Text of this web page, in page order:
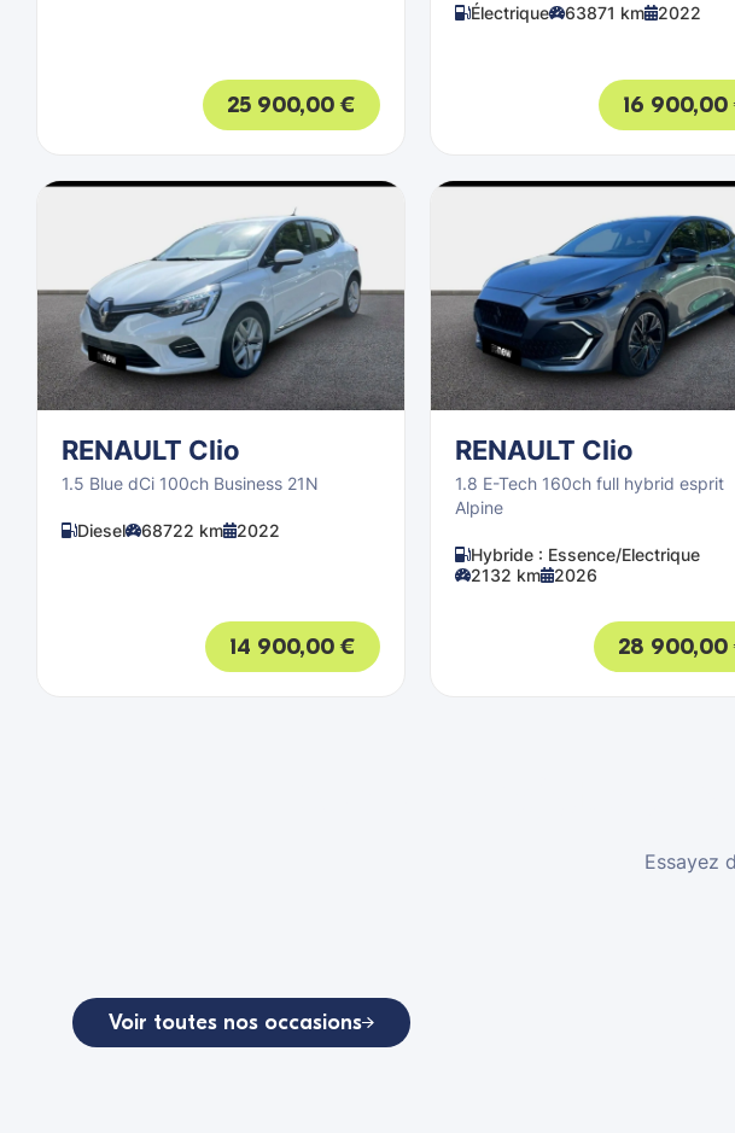
25 900,00€
Électrique 63871 km 2022
16 900,00
RENAULT Clio
1.5 Blue dCi 100ch Business 21N
Diesel 68722 km 2022
14 900,00€
RENAULT Clio
1.8 E-Tech 160ch full hybrid esprit
Alpine
Hybride : Essence/Electrique
2132 km
2026
28 900,00
Essayez
Voir toutes nos occasions